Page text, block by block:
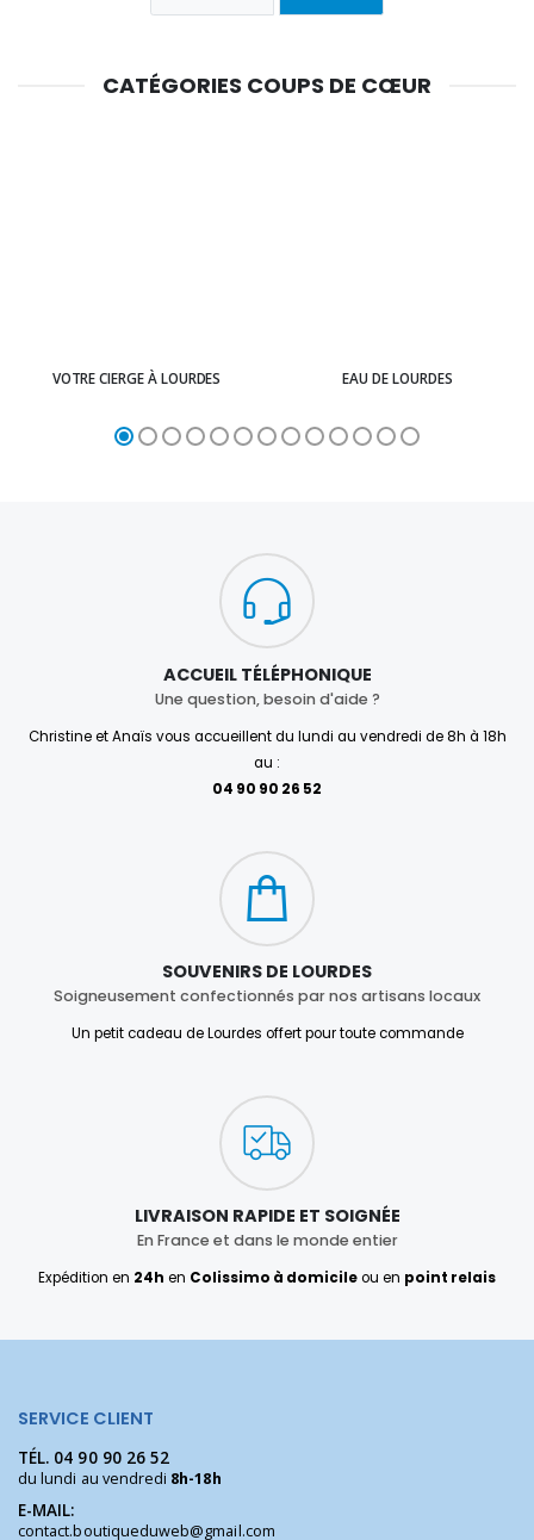
CATÉGORIES COUPS DE CŒUR
VOTRE CIERGE À LOURDES EAU DE LOURDES
ACCUEIL TÉLÉPHONIQUE
Une question, besoin d'aide ?
Christine et Anaïs vous accueillent du lundi au vendredi de 8h à 18h
au :
04 90 90 26 52
SOUVENIRS DE LOURDES
Soigneusement confectionnés par nos artisans locaux
Un petit cadeau de Lourdes offert pour toute commande
LIVRAISON RAPIDE ET SOIGNÉE
En France et dans le monde entier
Expédition en 24h en Colissimo à domicileou en point relais
SERVICE CLIENT
TÉL. 04 90 90 26 52
du lundi au vendredi 8h-18h
E-MAIL:
contact.boutiqueduweb@gmail.com